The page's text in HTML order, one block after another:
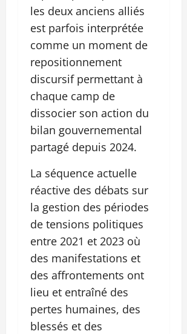
les deux anciens alliés
est parfois interprétée
comme un moment de
repositionnement
discursif permettant à
chaque camp de
dissocier son action du
bilan gouvernemental
partagé depuis 2024.
La séquence actuelle
réactive des débats sur
la gestion des périodes
de tensions politiques
entre 2021 et 2023 où
des manifestations et
des affrontements ont
lieu et entraîné des
pertes humaines, des
blessés et des